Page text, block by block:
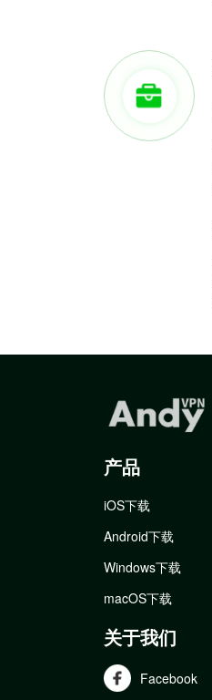
产品
iOS下载
Android下载
Windows下载
macOS下载
关于我们
Facebook